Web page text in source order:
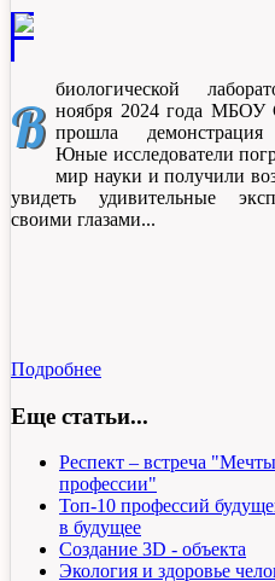
В
биологической
ноября 2024 года
прошла
Юные исследователи
мир науки и получили
увидеть удивительные
своими глазами.
Подробнее
Еще статьи...
Респект – встреча
профессии"
Топ-10 профессий
в будущее
Создание 3D - объекта
Экология и здоровье